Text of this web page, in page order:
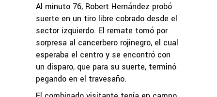
Al minuto 76, Robert Hernández probó
suerte en un tiro libre cobrado desde el
sector izquierdo. El remate tomó por
sorpresa al cancerbero rojinegro, el cual
esperaba el centro y se encontró con
un disparo, que para su suerte, terminó
pegando en el travesaño.